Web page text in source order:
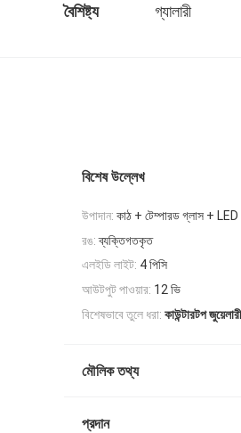
বৈশিষ্ট্য গ্যালারী
বিশেষ উল্লেখ
উপাদান: কাঠ + টেম্পারড গ্লাস + LED
রঙ: ব্যক্তিগতকৃত
এলইডি লাইট: 4 পিসি
আউটপুট পাওয়ার: 12 ভি
বিশেষভাবে তুলে ধরা: কাউন্টারটপ
মৌলিক তথ্য
প্রদান